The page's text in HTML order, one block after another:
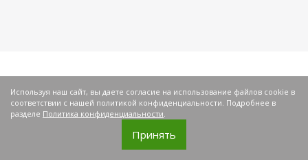
Используя наш сайт, вы даете согласие на использование файлов cookie в
соответствии с нашей политикой конфиденциальности. Подробнее в
разделе Политика конфиденциальности.
Принять